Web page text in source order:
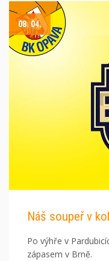
08. 04.
Náš soupeř v
Po výhře v
zápasem v Brně.